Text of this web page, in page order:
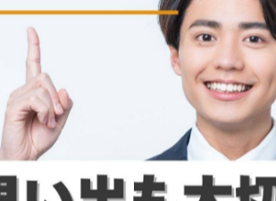
遺品整理で安心できる出張買
2025/12/29
遺品整理の際には、故人の思い出を大
が増えています。特に遺品整理にお
できる丁…